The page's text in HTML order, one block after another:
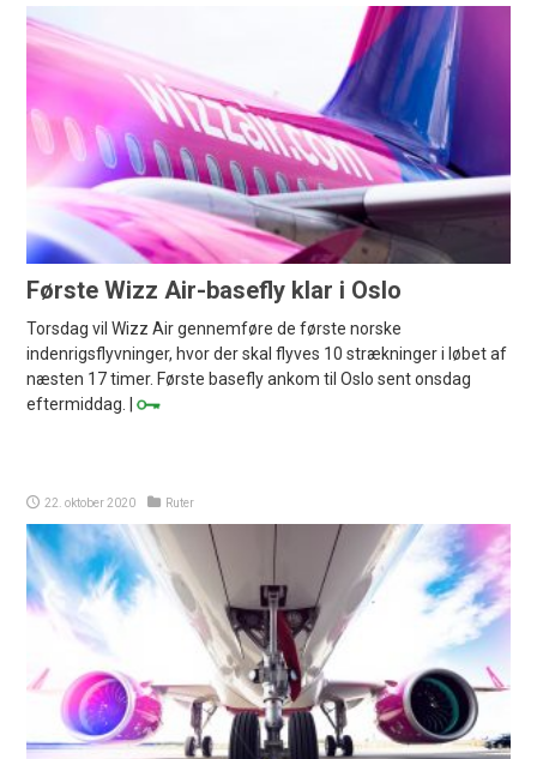
Første Wizz Air-basefly klar i Oslo
Torsdag vil Wizz Air gennemføre de første norske
indenrigsflyvninger, hvor der skal flyves 10 strækninger i løbet af
næsten 17 timer. Første basefly ankom til Oslo sent onsdag
eftermiddag. |
22. oktober 2020 Ruter